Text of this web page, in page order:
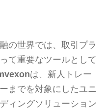
の世界では、取引プラ
て重要なツールとして
は、新人トレー
までを対象にしたユニ
ィングソリューション